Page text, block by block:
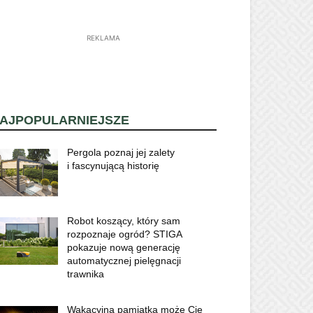
REKLAMA
Pergola poznaj jej zalety
i fascynującą historię
Robot koszący, który sam
rozpoznaje ogród? STIGA
pokazuje nową generację
automatycznej pielęgnacji
trawnika
Wakacyjna pamiątka może Cię